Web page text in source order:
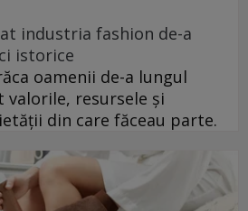
industria fashion de-a
istorice
oamenii de-a lungul
resursele și
din care făceau parte.